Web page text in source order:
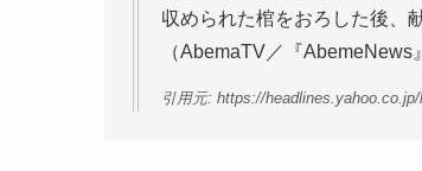
収められた棺をおろした後、
（AbemaTV／『AbemeNews
引用元: https://